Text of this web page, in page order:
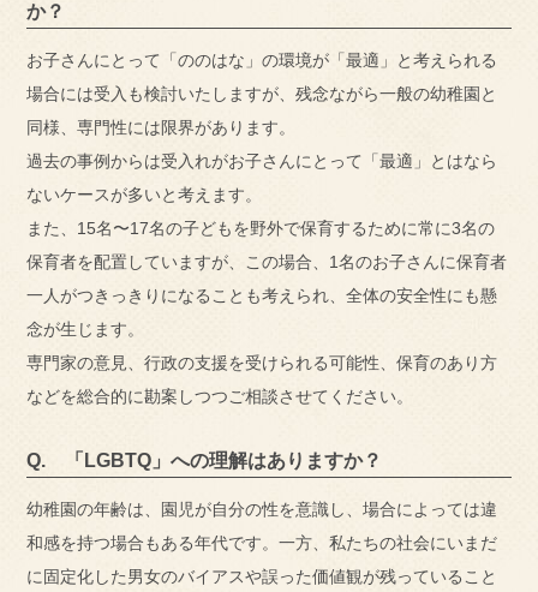
か？
お子さんにとって「ののはな」の環境が「最適」と考えられる
場合には受入も検討いたしますが、残念ながら一般の幼稚園と
同様、専門性には限界があります。
過去の事例からは受入れがお子さんにとって「最適」とはなら
ないケースが多いと考えます。
また、15名〜17名の子どもを野外で保育するために常に3名の
保育者を配置していますが、この場合、1名のお子さんに保育者
一人がつきっきりになることも考えられ、全体の安全性にも懸
念が生じます。
専門家の意見、行政の支援を受けられる可能性、保育のあり方
などを総合的に勘案しつつご相談させてください。
Q. 「LGBTQ」への理解はありますか？
幼稚園の年齢は、園児が自分の性を意識し、場合によっては違
和感を持つ場合もある年代です。一方、私たちの社会にいまだ
に固定化した男女のバイアスや誤った価値観が残っていること